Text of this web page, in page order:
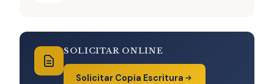
SOLICITAR ONLINE
Solicitar Copia Escritura